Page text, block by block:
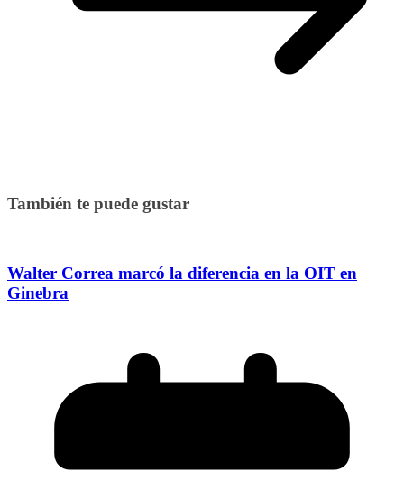
También te puede gustar
Walter Correa marcó la diferencia en la OIT en
Ginebra